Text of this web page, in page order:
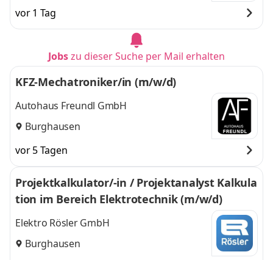
vor 1 Tag
Jobszu dieser Suche per Mail erhalten
KFZ-Mechatroniker/in (m/w/d)
Autohaus Freundl GmbH
Burghausen
vor 5 Tagen
Projektkalkulator/-in / Projektanalyst Kalkula
tion im Bereich Elektrotechnik (m/w/d)
Elektro Rösler GmbH
Burghausen